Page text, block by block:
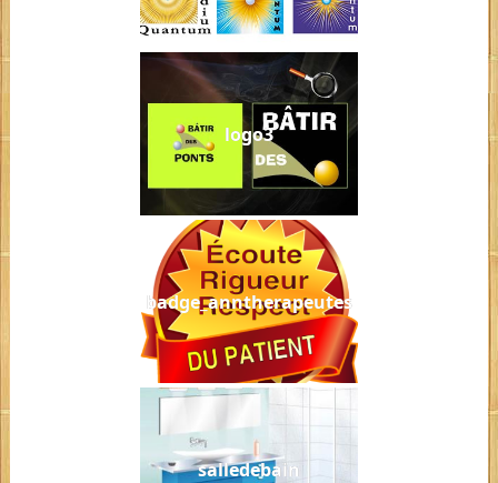
logo3
badge_anntherapeutes
salledebain